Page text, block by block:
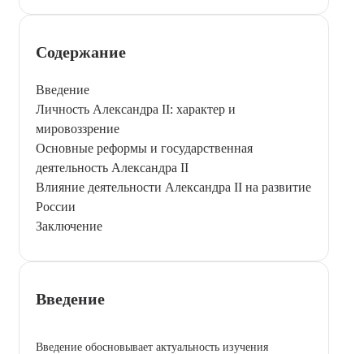
Содержание
Введение
Личность Александра II: характер и
мировоззрение
Основные реформы и государственная
деятельность Александра II
Влияние деятельности Александра II на развитие
России
Заключение
Введение
Введение обосновывает актуальность изучения